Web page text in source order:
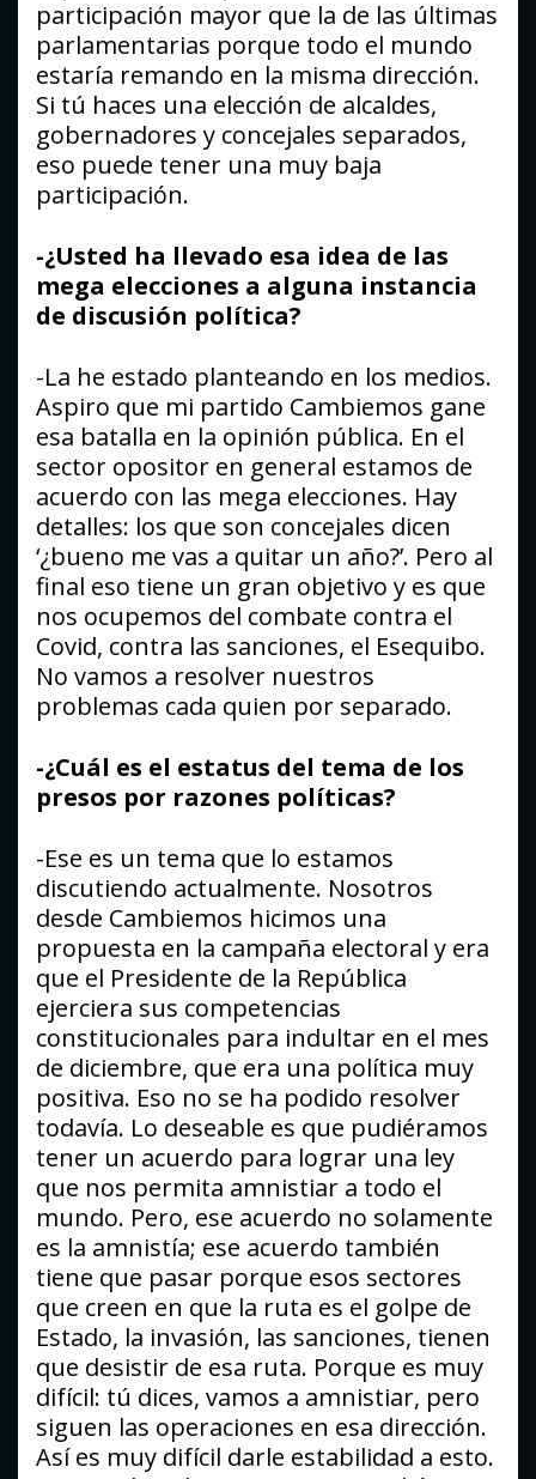
participación mayor que la de las últimas
parlamentarias porque todo el mundo
estaría remando en la misma dirección.
Si tú haces una elección de alcaldes,
gobernadores y concejales separados,
eso puede tener una muy baja
participación.
-¿Usted ha llevado esa idea de las
mega elecciones a alguna instancia
de discusión política?
-La he estado planteando en los medios.
Aspiro que mi partido Cambiemos gane
esa batalla en la opinión pública. En el
sector opositor en general estamos de
acuerdo con las mega elecciones. Hay
detalles: los que son concejales dicen
‘¿bueno me vas a quitar un año?’. Pero al
final eso tiene un gran objetivo y es que
nos ocupemos del combate contra el
Covid, contra las sanciones, el Esequibo.
No vamos a resolver nuestros
problemas cada quien por separado.
-¿Cuál es el estatus del tema de los
presos por razones políticas?
-Ese es un tema que lo estamos
discutiendo actualmente. Nosotros
desde Cambiemos hicimos una
propuesta en la campaña electoral y era
que el Presidente de la República
ejerciera sus competencias
constitucionales para indultar en el mes
de diciembre, que era una política muy
positiva. Eso no se ha podido resolver
todavía. Lo deseable es que pudiéramos
tener un acuerdo para lograr una ley
que nos permita amnistiar a todo el
mundo. Pero, ese acuerdo no solamente
es la amnistía; ese acuerdo también
tiene que pasar porque esos sectores
que creen en que la ruta es el golpe de
Estado, la invasión, las sanciones, tienen
que desistir de esa ruta. Porque es muy
difícil: tú dices, vamos a amnistiar, pero
siguen las operaciones en esa dirección.
Así es muy difícil darle estabilidad a esto.